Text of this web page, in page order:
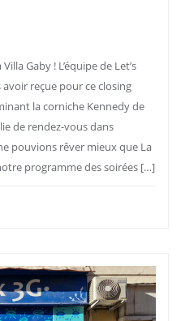
Gaby ! L’équipe de Let’s
reçue pour ce closing
la corniche Kennedy de
de rendez-vous dans
pouvions rêver mieux que La
programme des soirées […]